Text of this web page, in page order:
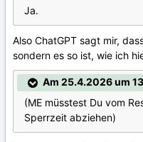
Ja.
Also ChatGPT sagt mir,
sondern es so ist, wie ich
Am 25.4.2026 um
(ME müsstest Du vom
Sperrzeit abziehen)